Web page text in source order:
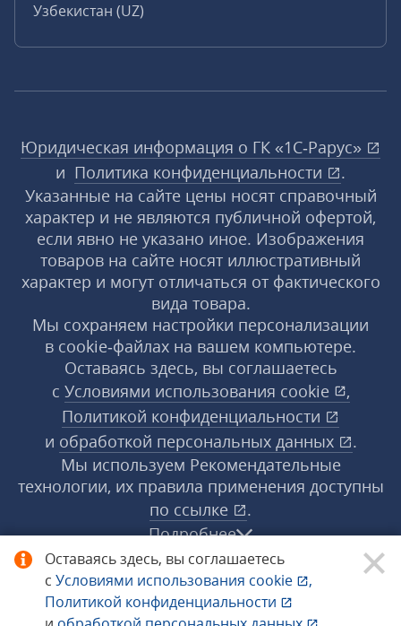
Оставаясь здесь, вы соглашаетесь
с Условиями использования cookie
,
Политикой конфиденциальности
Узбекистан (UZ)
Юридическая информация о ГК «1С‑Рарус»
и Политика конфиденциальности
.
Указанные на сайте цены носят справочный
характер и не являются публичной офертой,
если явно не указано иное. Изображения
товаров на сайте носят иллюстративный
характер и могут отличаться от фактического
вида товара.
Мы сохраняем настройки персонализации
в cookie‑файлах на вашем компьютере.
Оставаясь здесь, вы соглашаетесь
с Условиями использования cookie
,
Политикой конфиденциальности
и обработкой персональных данных
.
Мы используем Рекомендательные
технологии, их правила применения доступны
по ссылке
.
Подробнее
© 1998−2026 «1С‑Рарус» ®. Все права
защищены.